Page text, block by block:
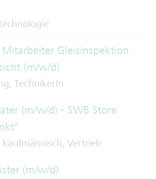
Mitarbeiter Gleisinspektion
(m/w/d)
TechnikerIn
(m/w/d) - SWB Store
Vertrieb
(m/w/d)